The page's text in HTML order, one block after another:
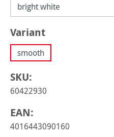
Sélectionnez
Variant
smooth
SKU:
60422930
EAN:
4016443090160